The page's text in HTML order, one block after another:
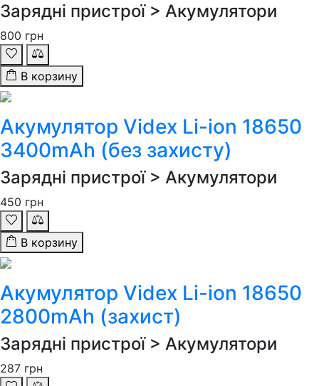
Зарядні пристрої > Акумулятори
800 грн
В корзину
Акумулятор Videx Li-ion 18650
3400mAh (без захисту)
Зарядні пристрої > Акумулятори
450 грн
В корзину
Акумулятор Videx Li-ion 18650
2800mAh (захист)
Зарядні пристрої > Акумулятори
287 грн